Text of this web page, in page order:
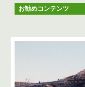
お勧めコンテンツ